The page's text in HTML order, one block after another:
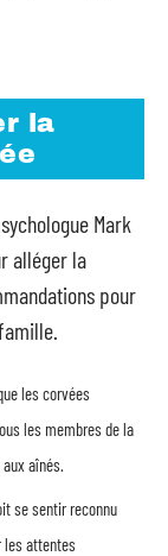
la
Mark
alléger la
pour
les corvées
les membres de la
aînés.
se sentir reconnu
les attentes